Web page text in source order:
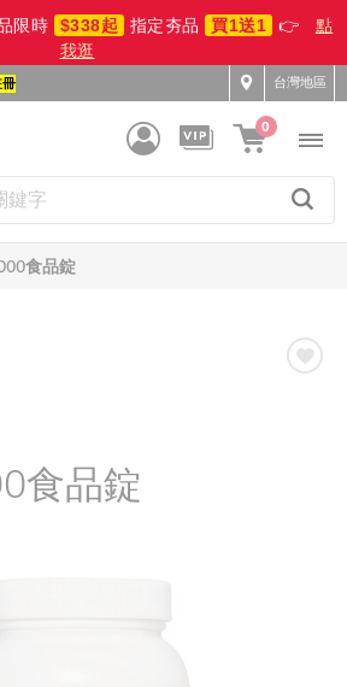
限時 $338起 指定夯品 買1送1 👉
點
我逛
台灣地區
0
食品錠
食品錠